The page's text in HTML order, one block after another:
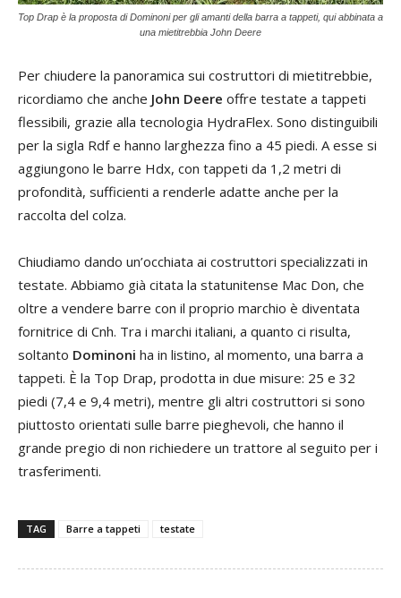
Top Drap è la proposta di Dominoni per gli amanti della barra a tappeti, qui abbinata a
una mietitrebbia John Deere
Per chiudere la panoramica sui costruttori di mietitrebbie,
ricordiamo che anche John Deere offre testate a tappeti
flessibili, grazie alla tecnologia HydraFlex. Sono distinguibili
per la sigla Rdf e hanno larghezza fino a 45 piedi. A esse si
aggiungono le barre Hdx, con tappeti da 1,2 metri di
profondità, sufficienti a renderle adatte anche per la
raccolta del colza.
Chiudiamo dando un’occhiata ai costruttori specializzati in
testate. Abbiamo già citata la statunitense Mac Don, che
oltre a vendere barre con il proprio marchio è diventata
fornitrice di Cnh. Tra i marchi italiani, a quanto ci risulta,
soltanto Dominoni ha in listino, al momento, una barra a
tappeti. È la Top Drap, prodotta in due misure: 25 e 32
piedi (7,4 e 9,4 metri), mentre gli altri costruttori si sono
piuttosto orientati sulle barre pieghevoli, che hanno il
grande pregio di non richiedere un trattore al seguito per i
trasferimenti.
TAG Barre a tappeti testate